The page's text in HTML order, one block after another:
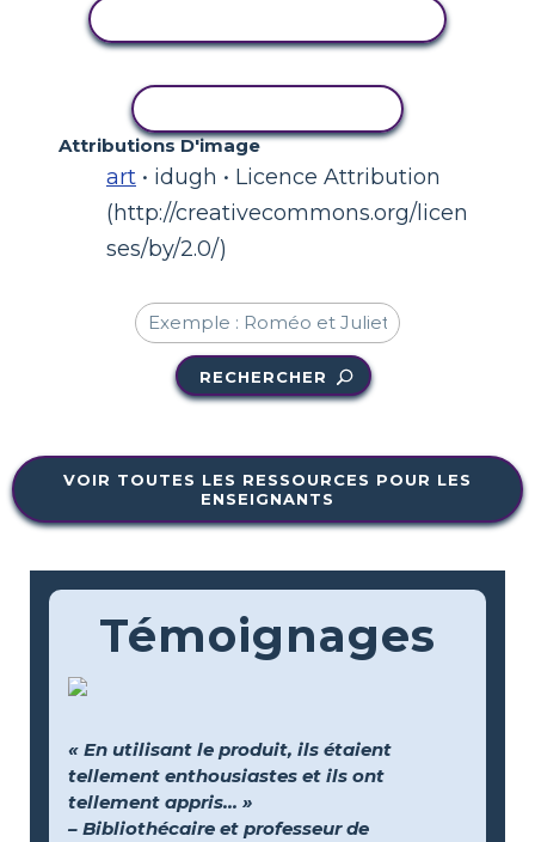
Attributions D'image
art • idugh • Licence Attribution
(http://creativecommons.org/licen
ses/by/2.0/)
RECHERCHER
VOIR TOUTES LES RESSOURCES POUR LES
ENSEIGNANTS
Témoignages
« En utilisant le produit, ils étaient
tellement enthousiastes et ils ont
tellement appris... »
– Bibliothécaire et professeur de